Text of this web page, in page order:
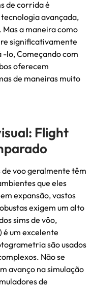
de corrida é
avançada,
Mas a maneira como
significativamente
-lo, Começando com
oferecem
de maneiras muito
Flight
de voo geralmente têm
que eles
expansão, vastos
exigem um alto
sims de vôo,
é um excelente
são usados
Não se
avanço na simulação
de